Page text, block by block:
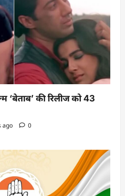
‘बेताब’ की रिलीज को 43
ago 0